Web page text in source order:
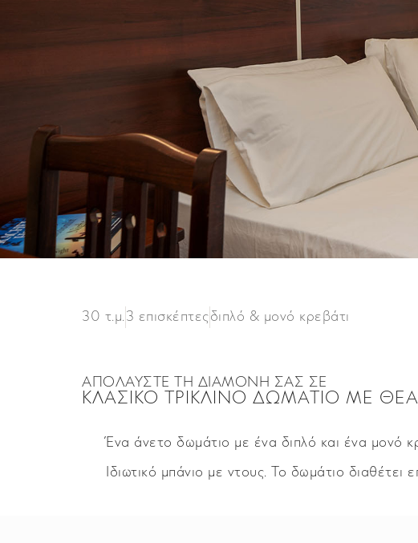
30 τ.μ. 3 επισκέπτεςδιπλό & μονό κρεβάτι
ΑΠΟΛΑΎΣΤΕ ΤΗ ΔΙΑΜΟΝΉ ΣΑΣ ΣΕ
ΚΛΑΣΙΚΌ ΤΡΊΚΛΙΝΟ ΔΩΜΆΤΙΟ ΜΕ
Ένα άνετο δωμάτιο με ένα διπλό και ένα μονό
Ιδιωτικό μπάνιο με ντους. Το δωμάτιο